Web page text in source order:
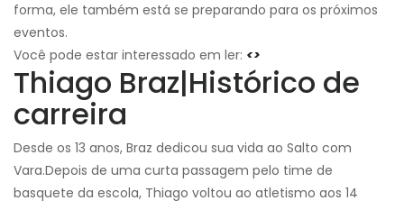
forma, ele também está se preparando para os próximos
eventos.
Você pode estar interessado em ler: <>
Thiago Braz|Histórico de
carreira
Desde os 13 anos, Braz dedicou sua vida ao Salto com
Vara.Depois de uma curta passagem pelo time de
basquete da escola, Thiago voltou ao atletismo aos 14